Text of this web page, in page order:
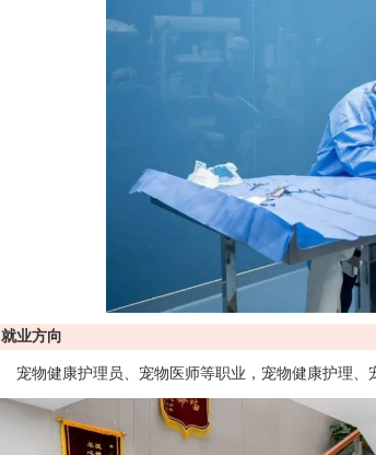
就业方向
宠物健康护理员、宠物医师等职业，宠物健康护理